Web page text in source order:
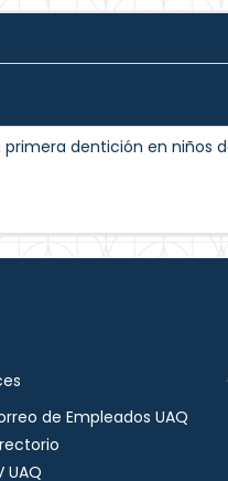
dentición en niños
de Empleados UAQ
UAQ